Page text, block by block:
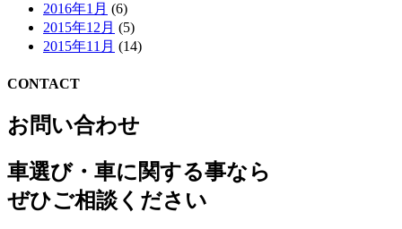
2016年1月 (6)
2015年12月 (5)
2015年11月 (14)
CONTACT
お問い合わせ
車選び・車に関する事なら
ぜひご相談ください